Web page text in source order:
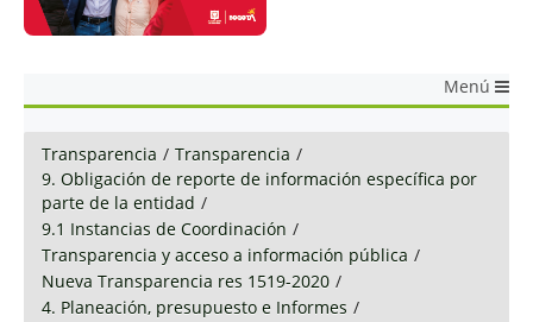
Menú
Transparencia / Transparencia /
9. Obligación de reporte de información específica por
parte de la entidad /
9.1 Instancias de Coordinación /
Transparencia y acceso a información pública /
Nueva Transparencia res 1519-2020 /
4. Planeación, presupuesto e Informes /